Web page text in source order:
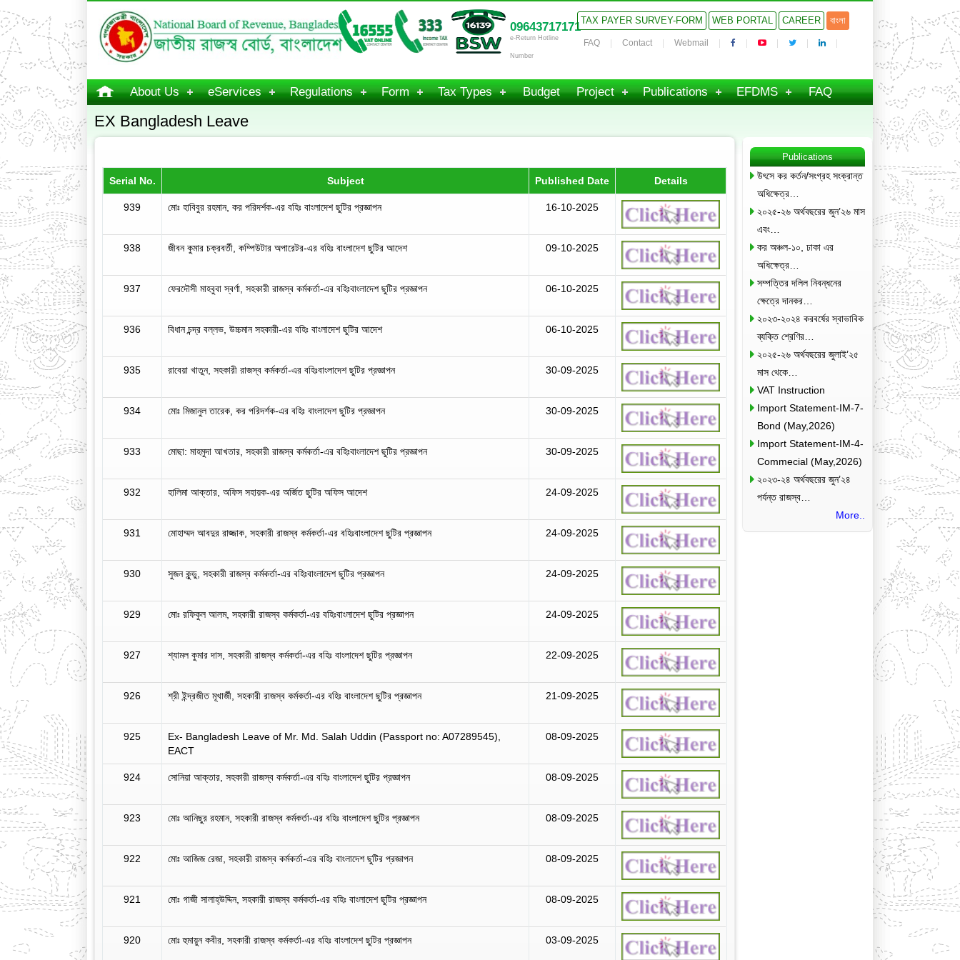
09643717171
e-Return Hotline
Number
TAX PAYER SURVEY-FORM WEB PORTAL CAREER বাংলা
FAQ Contact Webmail
About Us eServices Regulations Form Tax Types Budget Project Publications EFDMS FAQ
EX Bangladesh Leave
Serial No. Subject Published Date Details
939 মোঃ হাবিবুর রহমান, কর পরিদর্শক-এর বহিঃ বাংলাদেশ ছুটির প্রজ্ঞাপন 16-10-2025
938 জীবন কুমার চক্রবর্তী, কম্পিউটার অপারেটর-এর বহিঃ বাংলাদেশ ছুটির আদেশ 09-10-2025
937 ফেরদৌসী মাহবুবা স্বর্ণা, সহকারী রাজস্ব কর্মকর্তা-এর বহিঃবাংলাদেশ ছুটির প্রজ্ঞাপন 06-10-2025
936 বিধান চন্দ্র বল্লভ, উচ্চমান সহকারী-এর বহিঃ বাংলাদেশ ছুটির আদেশ 06-10-2025
935 রাবেয়া খাতুন, সহকারী রাজস্ব কর্মকর্তা-এর বহিঃবাংলাদেশ ছুটির প্রজ্ঞাপন 30-09-2025
934 মোঃ মিজানুল তারেক, কর পরিদর্শক-এর বহিঃ বাংলাদেশ ছুটির প্রজ্ঞাপন 30-09-2025
933 মোছা: মাহমুদা আখতার, সহকারী রাজস্ব কর্মকর্তা-এর বহিঃবাংলাদেশ ছুটির প্রজ্ঞাপন 30-09-2025
932 হালিমা আক্তার, অফিস সহায়ক-এর অর্জিত ছুটির অফিস আদেশ 24-09-2025
931 মোহাম্মদ আবদুর রাজ্জাক, সহকারী রাজস্ব কর্মকর্তা-এর বহিঃবাংলাদেশ ছুটির প্রজ্ঞাপন 24-09-2025
930 সুজন কুন্ডু, সহকারী রাজস্ব কর্মকর্তা-এর বহিঃবাংলাদেশ ছুটির প্রজ্ঞাপন 24-09-2025
929 মোঃ রফিকুল আলম, সহকারী রাজস্ব কর্মকর্তা-এর বহিঃবাংলাদেশ ছুটির প্রজ্ঞাপন 24-09-2025
927 শ্যামল কুমার দাস, সহকারী রাজস্ব কর্মকর্তা-এর বহিঃ বাংলাদেশ ছুটির প্রজ্ঞাপন 22-09-2025
926 শ্রী ইন্দ্রজীত মূখার্জী, সহকারী রাজস্ব কর্মকর্তা-এর বহিঃ বাংলাদেশ ছুটির প্রজ্ঞাপন 21-09-2025
925
Ex- Bangladesh Leave of Mr. Md. Salah Uddin (Passport no: A07289545),
EACT
08-09-2025
924 সোনিয়া আক্তার, সহকারী রাজস্ব কর্মকর্তা-এর বহিঃ বাংলাদেশ ছুটির প্রজ্ঞাপন 08-09-2025
923 মোঃ আনিছুর রহমান, সহকারী রাজস্ব কর্মকর্তা-এর বহিঃ বাংলাদেশ ছুটির প্রজ্ঞাপন 08-09-2025
922 মোঃ আজিজ রেজা, সহকারী রাজস্ব কর্মকর্তা-এর বহিঃ বাংলাদেশ ছুটির প্রজ্ঞাপন 08-09-2025
921 মোঃ গাজী সালাহ্‌উদ্দিন, সহকারী রাজস্ব কর্মকর্তা-এর বহিঃ বাংলাদেশ ছুটির প্রজ্ঞাপন 08-09-2025
920 মোঃ হুমায়ুন কবীর, সহকারী রাজস্ব কর্মকর্তা-এর বহিঃ বাংলাদেশ ছুটির প্রজ্ঞাপন 03-09-2025
Publications
উৎসে কর কর্তন/সংগ্রহ সংক্রান্ত
অধিক্ষেত্র…
২০২৫-২৬ অর্থবছরের জুন’২৬ মাস
এবং…
কর অঞ্চল-১০, ঢাকা এর
অধিক্ষেত্র…
সম্পত্তির দলিল নিবন্ধনের
ক্ষেত্রে দানকর…
২০২৩-২০২৪ করবর্ষের স্বাভাবিক
ব্যক্তি শ্রেণির…
২০২৫-২৬ অর্থবছরের জুলাই’২৫
মাস থেকে…
VAT Instruction
Import Statement-IM-7-
Bond (May,2026)
Import Statement-IM-4-
Commecial (May,2026)
২০২৩-২৪ অর্থবছরের জুন’২৪
পর্যন্ত রাজস্ব…
More..